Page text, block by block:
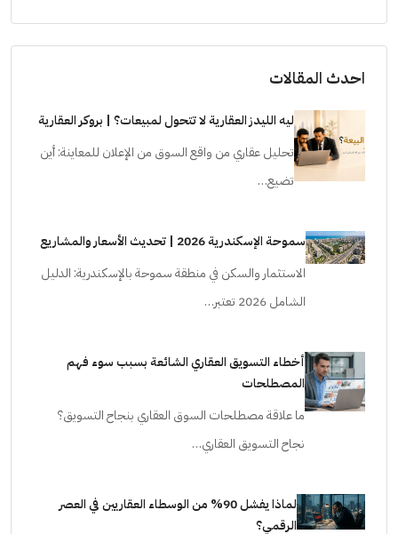
احدث المقالات
ليه الليدز العقارية لا تتحول لمبيعات؟ | بروكر العقارية
تحليل عقاري من واقع السوق من الإعلان للمعاينة: أين
تضيع…
سموحة الإسكندرية 2026 | تحديث الأسعار والمشاريع
الاستثمار والسكن في منطقة سموحة بالإسكندرية: الدليل
الشامل 2026 تعتبر…
أخطاء التسويق العقاري الشائعة بسبب سوء فهم
المصطلحات
ما علاقة مصطلحات السوق العقاري بنجاح التسويق؟
نجاح التسويق العقاري…
لماذا يفشل 90% من الوسطاء العقاريين في العصر
الرقمي؟